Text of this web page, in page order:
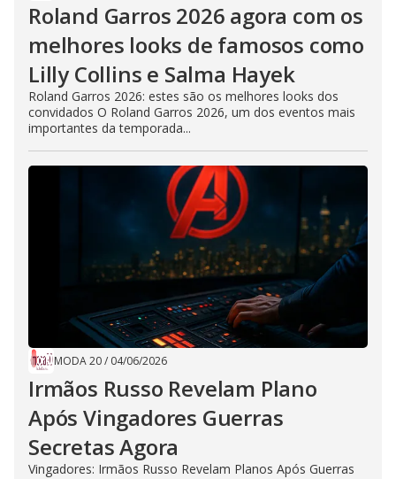
Roland Garros 2026 agora com os
melhores looks de famosos como
Lilly Collins e Salma Hayek
Roland Garros 2026: estes são os melhores looks dos
convidados O Roland Garros 2026, um dos eventos mais
importantes da temporada...
MODA 20/ 04/06/2026
Irmãos Russo Revelam Plano
Após Vingadores Guerras
Secretas Agora
Vingadores: Irmãos Russo Revelam Planos Após Guerras